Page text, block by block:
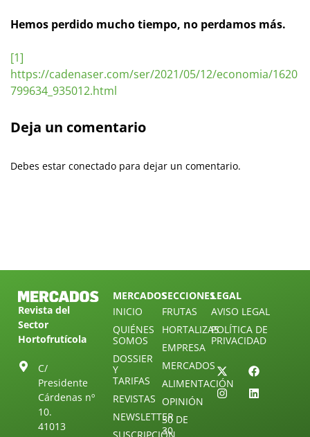
Hemos perdido mucho tiempo, no perdamos más.
[1]
https://cadenaser.com/ser/2021/05/12/economia/1620
799634_935012.html
Deja un comentario
Debes estar conectado para dejar un comentario.
Revista del
Sector
Hortofrutícola
C/
Presidente
Cárdenas nº
10.
41013
MERCADOS
INICIO
QUIÉNES
SOMOS
DOSSIER
Y
TARIFAS
REVISTAS
NEWSLETTER
SECCIONES
FRUTAS
HORTALIZAS
EMPRESA
MERCADOS
ALIMENTACIÓN
OPINIÓN
30 DE
30
LEGAL
AVISO LEGAL
POLÍTICA DE
PRIVACIDAD